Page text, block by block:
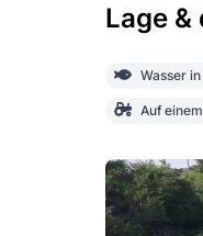
Lage
Wasser
Auf